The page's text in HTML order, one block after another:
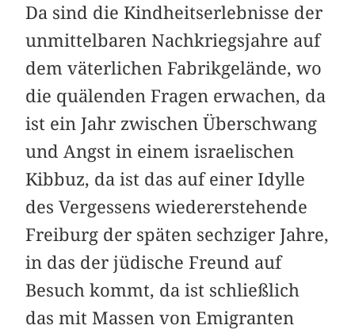
Da sind die Kindheitserlebnisse der
unmittelbaren Nachkriegsjahre auf
dem väterlichen Fabrikgelände, wo
die quälenden Fragen erwachen, da
ist ein Jahr zwischen Überschwang
und Angst in einem israelischen
Kibbuz, da ist das auf einer Idylle
des Vergessens wiedererstehende
Freiburg der späten sechziger Jahre,
in das der jüdische Freund auf
Besuch kommt, da ist schließlich
das mit Massen von Emigranten